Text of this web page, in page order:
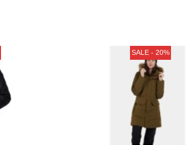
SALE - 20%